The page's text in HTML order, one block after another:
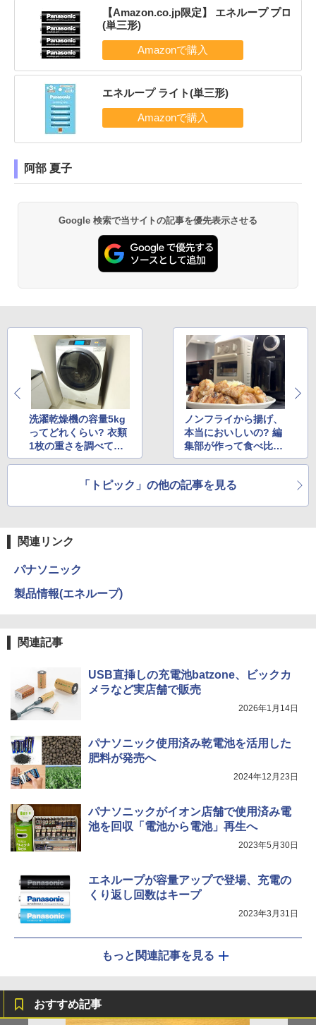
【Amazon.co.jp限定】 エネループ プロ
(単三形)
エネループ ライト(単三形)
阿部 夏子
Google 検索で当サイトの記事を優先表示させる
洗濯乾燥機の容量5kg
ってどれくらい? 衣類
1枚の重さを調べてみ
た
ノンフライから揚げ、
本当においしいの? 編
集部が作って食べ比べ
ました
「トピック」の他の記事を見る
関連リンク
パナソニック
製品情報(エネループ)
関連記事
USB直挿しの充電池batzone、ビックカ
メラなど実店舗で販売
2026年1月14日
パナソニック使用済み乾電池を活用した
肥料が発売へ
2024年12月23日
パナソニックがイオン店舗で使用済み電
池を回収「電池から電池」再生へ
2023年5月30日
エネループが容量アップで登場、充電の
くり返し回数はキープ
2023年3月31日
もっと関連記事を見る
おすすめ記事